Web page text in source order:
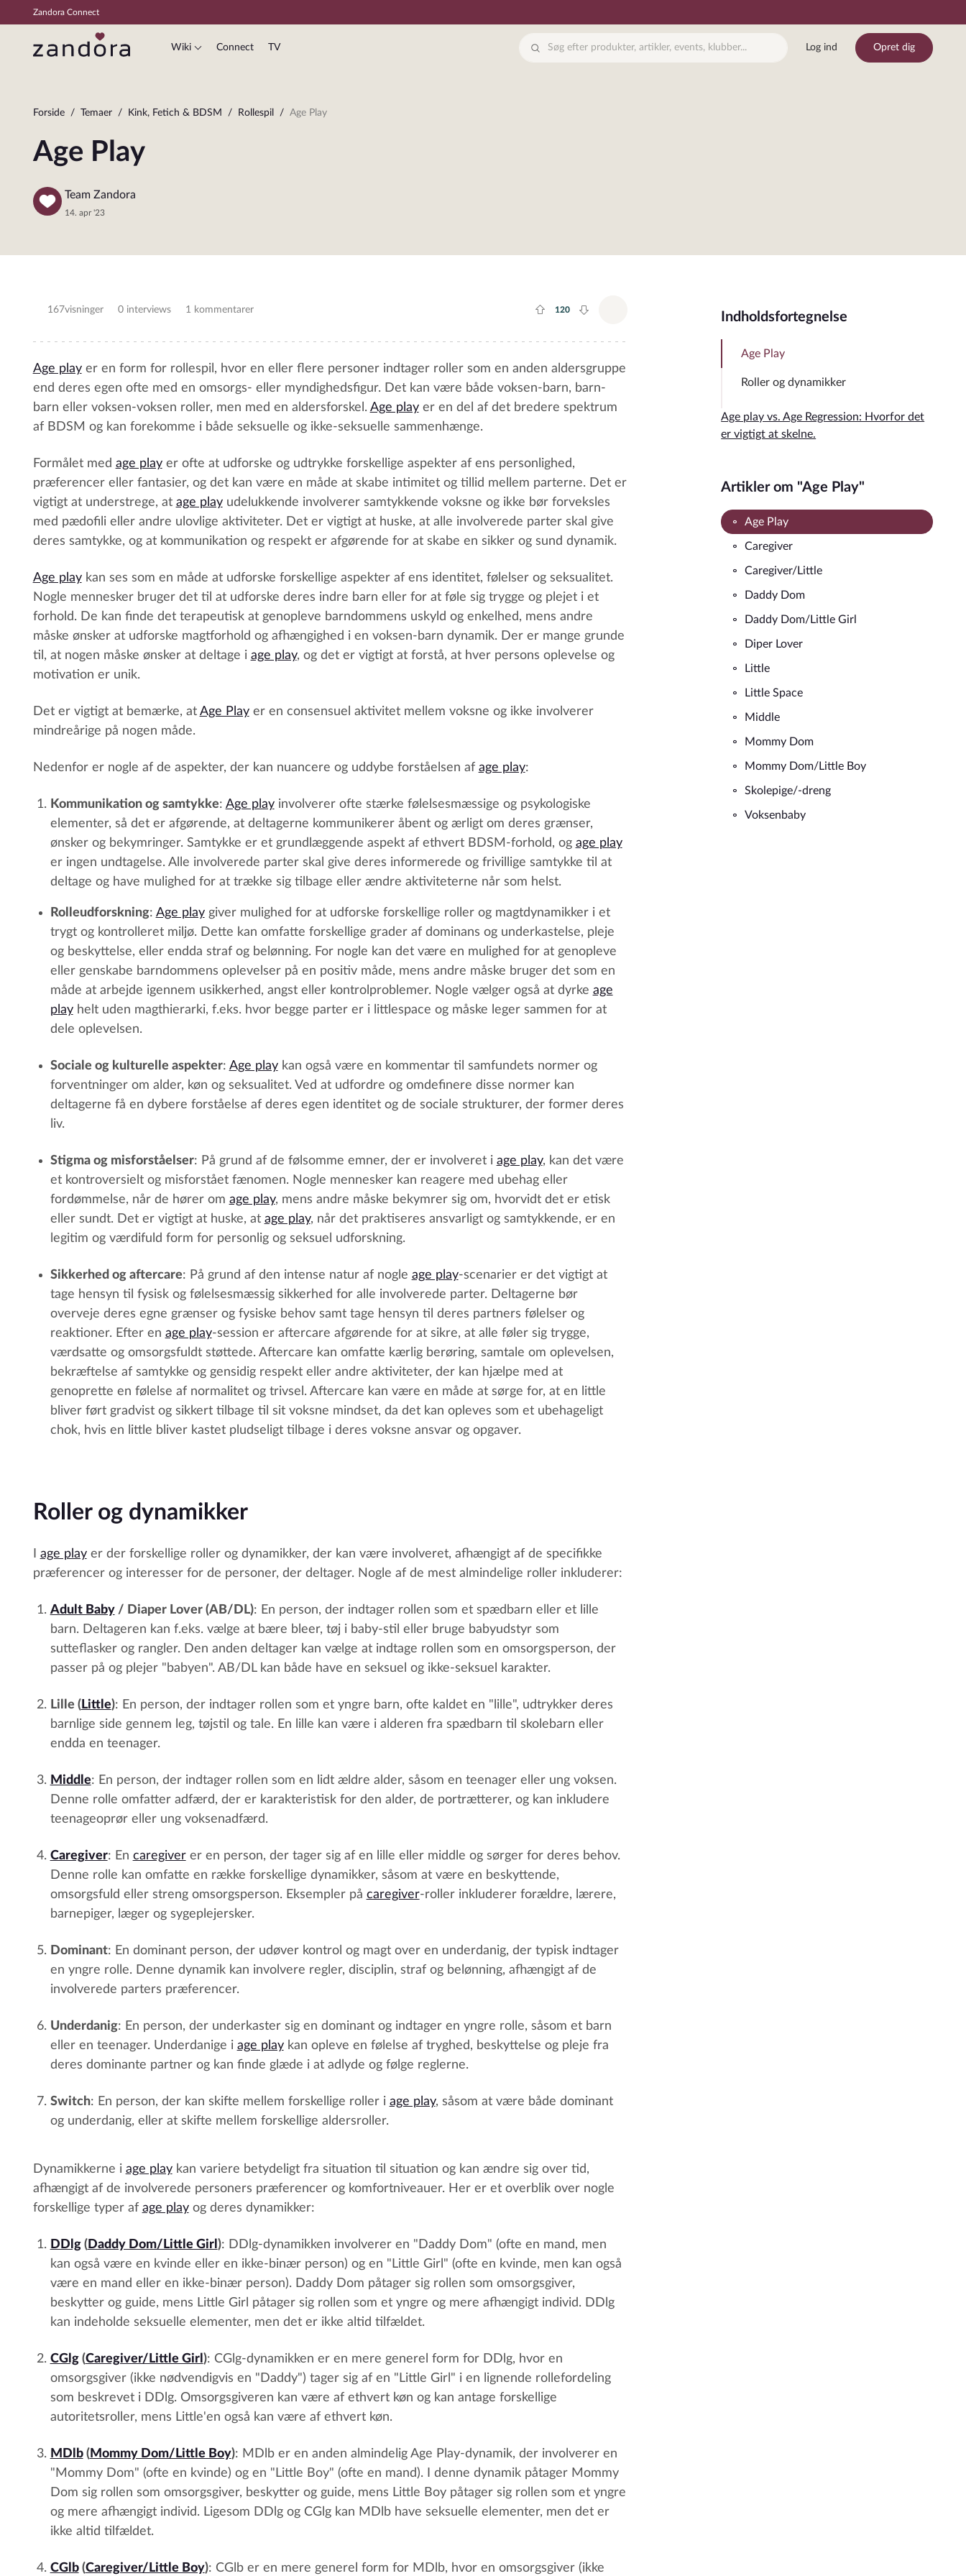
Zandora Connect
Wiki Connect TV Log ind Opret dig
Forside Temaer Kink, Fetich & BDSM Rollespil Age Play
Age Play
Team Zandora
14. apr '23
167visninger 0 interviews 1 kommentarer
Plus rate
120
Minus rate
Age player en form for rollespil, hvor en eller flere personer indtager roller som en anden aldersgruppe
end deres egen ofte med en omsorgs- eller myndighedsfigur. Det kan være både voksen-barn, barn-
barn eller voksen-voksen roller, men med en aldersforskel. Age player en del af det bredere spektrum
af BDSM og kan forekomme i både seksuelle og ikke-seksuelle sammenhænge.
Formålet med age player ofte at udforske og udtrykke forskellige aspekter af ens personlighed,
præferencer eller fantasier, og det kan være en måde at skabe intimitet og tillid mellem parterne. Det er
vigtigt at understrege, at age playudelukkende involverer samtykkende voksne og ikke bør forveksles
med pædofili eller andre ulovlige aktiviteter. Det er vigtigt at huske, at alle involverede parter skal give
deres samtykke, og at kommunikation og respekt er afgørende for at skabe en sikker og sund dynamik.
Age playkan ses som en måde at udforske forskellige aspekter af ens identitet, følelser og seksualitet.
Nogle mennesker bruger det til at udforske deres indre barn eller for at føle sig trygge og plejet i et
forhold. De kan finde det terapeutisk at genopleve barndommens uskyld og enkelhed, mens andre
måske ønsker at udforske magtforhold og afhængighed i en voksen-barn dynamik. Der er mange grunde
til, at nogen måske ønsker at deltage i age play, og det er vigtigt at forstå, at hver persons oplevelse og
motivation er unik.
Det er vigtigt at bemærke, at Age Player en consensuel aktivitet mellem voksne og ikke involverer
mindreårige på nogen måde.
Nedenfor er nogle af de aspekter, der kan nuancere og uddybe forståelsen af age play:
Kommunikation og samtykke: Age playinvolverer ofte stærke følelsesmæssige og psykologiske
elementer, så det er afgørende, at deltagerne kommunikerer åbent og ærligt om deres grænser,
ønsker og bekymringer. Samtykke er et grundlæggende aspekt af ethvert BDSM-forhold, og age play
er ingen undtagelse. Alle involverede parter skal give deres informerede og frivillige samtykke til at
deltage og have mulighed for at trække sig tilbage eller ændre aktiviteterne når som helst.
Rolleudforskning: Age playgiver mulighed for at udforske forskellige roller og magtdynamikker i et
trygt og kontrolleret miljø. Dette kan omfatte forskellige grader af dominans og underkastelse, pleje
og beskyttelse, eller endda straf og belønning. For nogle kan det være en mulighed for at genopleve
eller genskabe barndommens oplevelser på en positiv måde, mens andre måske bruger det som en
måde at arbejde igennem usikkerhed, angst eller kontrolproblemer. Nogle vælger også at dyrke age
playhelt uden magthierarki, f.eks. hvor begge parter er i littlespace og måske leger sammen for at
dele oplevelsen.
Sociale og kulturelle aspekter: Age playkan også være en kommentar til samfundets normer og
forventninger om alder, køn og seksualitet. Ved at udfordre og omdefinere disse normer kan
deltagerne få en dybere forståelse af deres egen identitet og de sociale strukturer, der former deres
liv.
Stigma og misforståelser: På grund af de følsomme emner, der er involveret i age play, kan det være
et kontroversielt og misforstået fænomen. Nogle mennesker kan reagere med ubehag eller
fordømmelse, når de hører om age play, mens andre måske bekymrer sig om, hvorvidt det er etisk
eller sundt. Det er vigtigt at huske, at age play, når det praktiseres ansvarligt og samtykkende, er en
legitim og værdifuld form for personlig og seksuel udforskning.
Sikkerhed og aftercare: På grund af den intense natur af nogle age play-scenarier er det vigtigt at
tage hensyn til fysisk og følelsesmæssig sikkerhed for alle involverede parter. Deltagerne bør
overveje deres egne grænser og fysiske behov samt tage hensyn til deres partners følelser og
reaktioner. Efter en age play-session er aftercare afgørende for at sikre, at alle føler sig trygge,
værdsatte og omsorgsfuldt støttede. Aftercare kan omfatte kærlig berøring, samtale om oplevelsen,
bekræftelse af samtykke og gensidig respekt eller andre aktiviteter, der kan hjælpe med at
genoprette en følelse af normalitet og trivsel. Aftercare kan være en måde at sørge for, at en little
bliver ført gradvist og sikkert tilbage til sit voksne mindset, da det kan opleves som et ubehageligt
chok, hvis en little bliver kastet pludseligt tilbage i deres voksne ansvar og opgaver.
Roller og dynamikker
age player der forskellige roller og dynamikker, der kan være involveret, afhængigt af de specifikke
præferencer og interesser for de personer, der deltager. Nogle af de mest almindelige roller inkluderer:
Adult Baby/ Diaper Lover (AB/DL): En person, der indtager rollen som et spædbarn eller et lille
barn. Deltageren kan f.eks. vælge at bære bleer, tøj i baby-stil eller bruge babyudstyr som
sutteflasker og rangler. Den anden deltager kan vælge at indtage rollen som en omsorgsperson, der
passer på og plejer "babyen". AB/DL kan både have en seksuel og ikke-seksuel karakter.
Lille ( Little): En person, der indtager rollen som et yngre barn, ofte kaldet en "lille", udtrykker deres
barnlige side gennem leg, tøjstil og tale. En lille kan være i alderen fra spædbarn til skolebarn eller
endda en teenager.
Middle: En person, der indtager rollen som en lidt ældre alder, såsom en teenager eller ung voksen.
Denne rolle omfatter adfærd, der er karakteristisk for den alder, de portrætterer, og kan inkludere
teenageoprør eller ung voksenadfærd.
Caregiver: En caregiverer en person, der tager sig af en lille eller middle og sørger for deres behov.
Denne rolle kan omfatte en række forskellige dynamikker, såsom at være en beskyttende,
omsorgsfuld eller streng omsorgsperson. Eksempler på caregiver-roller inkluderer forældre, lærere,
barnepiger, læger og sygeplejersker.
Dominant: En dominant person, der udøver kontrol og magt over en underdanig, der typisk indtager
en yngre rolle. Denne dynamik kan involvere regler, disciplin, straf og belønning, afhængigt af de
involverede parters præferencer.
Underdanig: En person, der underkaster sig en dominant og indtager en yngre rolle, såsom et barn
eller en teenager. Underdanige i age playkan opleve en følelse af tryghed, beskyttelse og pleje fra
deres dominante partner og kan finde glæde i at adlyde og følge reglerne.
Switch: En person, der kan skifte mellem forskellige roller i age play, såsom at være både dominant
og underdanig, eller at skifte mellem forskellige aldersroller.
Dynamikkerne i age playkan variere betydeligt fra situation til situation og kan ændre sig over tid,
afhængigt af de involverede personers præferencer og komfortniveauer. Her er et overblik over nogle
forskellige typer af age playog deres dynamikker:
DDlg( Daddy Dom/Little Girl ): DDlg-dynamikken involverer en "Daddy Dom" (ofte en mand, men
kan også være en kvinde eller en ikke-binær person) og en "Little Girl" (ofte en kvinde, men kan også
være en mand eller en ikke-binær person). Daddy Dom påtager sig rollen som omsorgsgiver,
beskytter og guide, mens Little Girl påtager sig rollen som et yngre og mere afhængigt individ. DDlg
kan indeholde seksuelle elementer, men det er ikke altid tilfældet.
CGlg(Caregiver/Little Girl ): CGlg-dynamikken er en mere generel form for DDlg, hvor en
omsorgsgiver (ikke nødvendigvis en "Daddy") tager sig af en "Little Girl" i en lignende rollefordeling
som beskrevet i DDlg. Omsorgsgiveren kan være af ethvert køn og kan antage forskellige
autoritetsroller, mens Little'en også kan være af ethvert køn.
MDlb( Mommy Dom/Little Boy): MDlb er en anden almindelig Age Play-dynamik, der involverer en
"Mommy Dom" (ofte en kvinde) og en "Little Boy" (ofte en mand). I denne dynamik påtager Mommy
Dom sig rollen som omsorgsgiver, beskytter og guide, mens Little Boy påtager sig rollen som et yngre
og mere afhængigt individ. Ligesom DDlg og CGlg kan MDlb have seksuelle elementer, men det er
ikke altid tilfældet.
CGlb(Caregiver/Little Boy): CGlb er en mere generel form for MDlb, hvor en omsorgsgiver (ikke
Indholdsfortegnelse
Age Play
Roller og dynamikker
Age play vs. Age Regression: Hvorfor det
er vigtigt at skelne.
Artikler om "Age Play"
Age Play
Caregiver
Caregiver/Little
Daddy Dom
Daddy Dom/Little Girl
Diper Lover
Little
Little Space
Middle
Mommy Dom
Mommy Dom/Little Boy
Skolepige/-dreng
Voksenbaby